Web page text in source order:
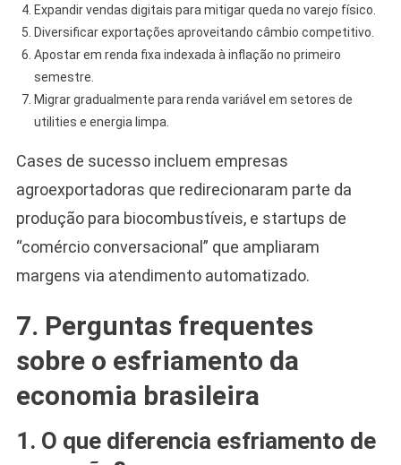
Expandir vendas digitais para mitigar queda no varejo físico.
Diversificar exportações aproveitando câmbio competitivo.
Apostar em renda fixa indexada à inflação no primeiro
semestre.
Migrar gradualmente para renda variável em setores de
utilities e energia limpa.
Cases de sucesso incluem empresas
agroexportadoras que redirecionaram parte da
produção para biocombustíveis, e startups de
“comércio conversacional” que ampliaram
margens via atendimento automatizado.
7. Perguntas frequentes
sobre o esfriamento da
economia brasileira
1. O que diferencia esfriamento de